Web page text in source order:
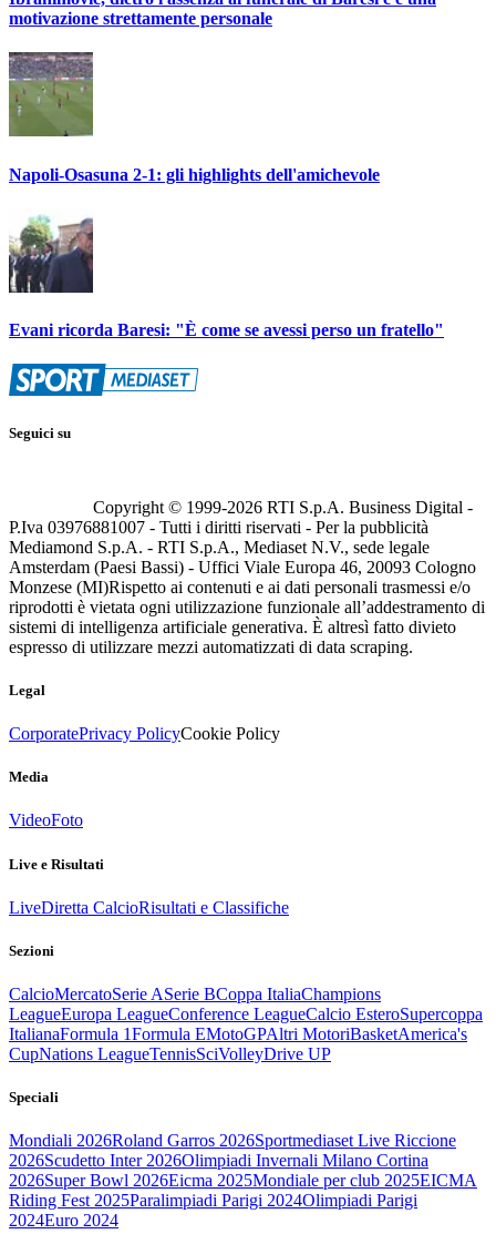
motivazione strettamente personale
Napoli-Osasuna 2-1: gli highlights dell'amichevole
Evani ricorda Baresi: "È come se avessi perso un fratello"
Seguici su
Copyright © 1999-2026 RTI S.p.A. Business Digital -
P.Iva 03976881007 - Tutti i diritti riservati - Per la pubblicità
Mediamond S.p.A. - RTI S.p.A., Mediaset N.V., sede legale
Amsterdam (Paesi Bassi) - Uffici Viale Europa 46, 20093 Cologno
Monzese (MI)Rispetto ai contenuti e ai dati personali trasmessi e/o
riprodotti è vietata ogni utilizzazione funzionale all’addestramento di
sistemi di intelligenza artificiale generativa. È altresì fatto divieto
espresso di utilizzare mezzi automatizzati di data scraping.
Legal
CorporatePrivacy PolicyCookie Policy
Media
VideoFoto
Live e Risultati
LiveDiretta CalcioRisultati e Classifiche
Sezioni
CalcioMercatoSerie ASerie BCoppa ItaliaChampions
LeagueEuropa LeagueConference LeagueCalcio EsteroSupercoppa
ItalianaFormula 1Formula EMotoGPAltri MotoriBasketAmerica's
CupNations LeagueTennisSciVolleyDrive UP
Speciali
Mondiali 2026Roland Garros 2026Sportmediaset Live Riccione
2026Scudetto Inter 2026Olimpiadi Invernali Milano Cortina
2026Super Bowl 2026Eicma 2025Mondiale per club 2025EICMA
Riding Fest 2025Paralimpiadi Parigi 2024Olimpiadi Parigi
2024Euro 2024